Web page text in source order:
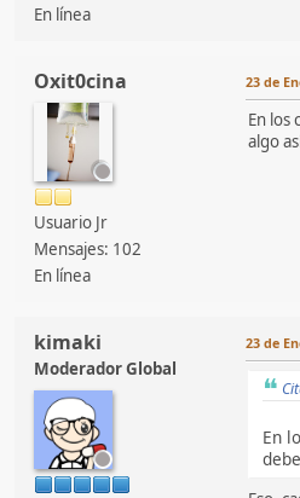
En línea
Oxit0cina
Usuario Jr
Mensajes: 102
En línea
23 de
En los
algo
kimaki
Moderador Global
23 de
En